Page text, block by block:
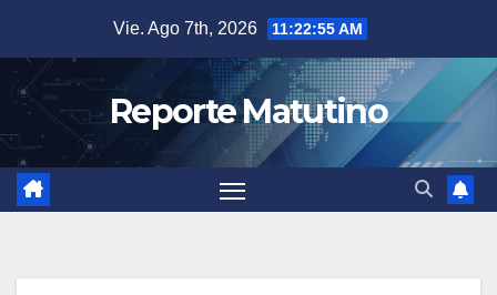
contenido
Vie. Ago 7th, 2026 11:22:56 AM
Reporte Matutino